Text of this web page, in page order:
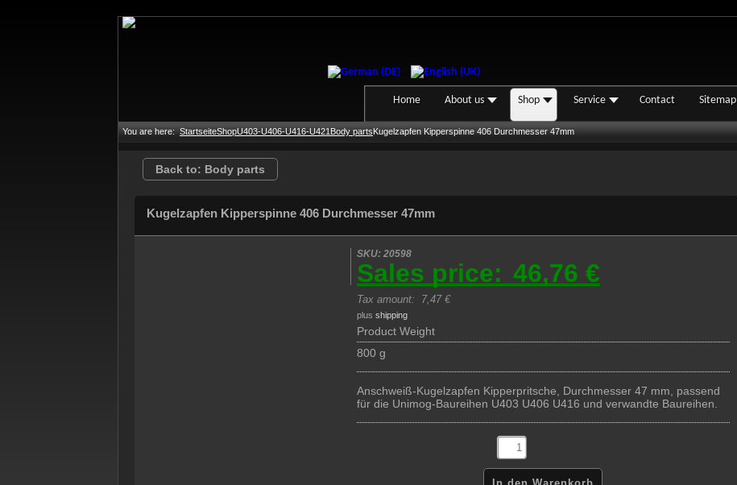
Home About us Shop Service Contact Sitemap
You are here: StartseiteShopU403-U406-U416-U421 Body partsKugelzapfen Kipperspinne 406 Durchmesser 47mm
Back to: Body parts
Kugelzapfen Kipperspinne 406 Durchmesser 47mm
SKU: 20598
Sales price: 46,76 €
Tax amount: 7,47 €
plus shipping
Product Weight
800 g
Anschweiß-Kugelzapfen Kipperpritsche, Durchmesser 47 mm, passend
für die Unimog-Baureihen U403 U406 U416 und verwandte Baureihen.